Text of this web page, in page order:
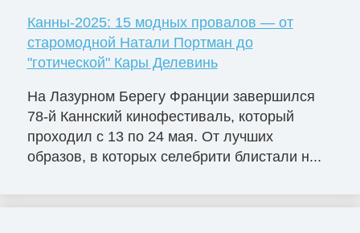
Канны-2025: 15 модных провалов — от
старомодной Натали Портман до
"готической" Кары Делевинь
На Лазурном Берегу Франции завершился
78-й Каннский кинофестиваль, который
проходил с 13 по 24 мая. От лучших
образов, в которых селебрити блистали н...